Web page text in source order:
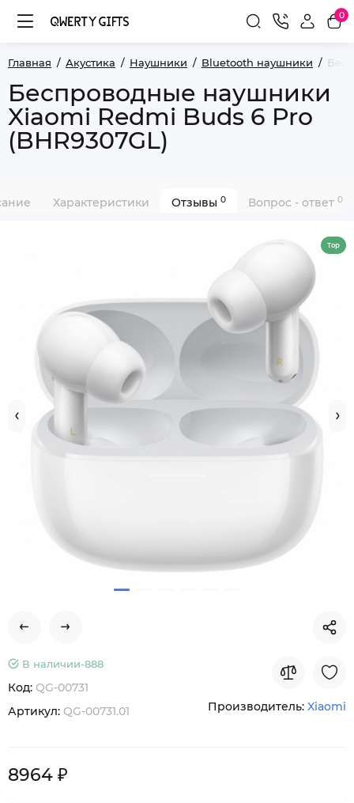
0
Главная Акустика Наушники Bluetooth наушники
Беспроводные наушники
Xiaomi Redmi Buds 6 Pro
(BHR9307GL)
Характеристики Отзывы 0 Вопрос - ответ 0
Top
В наличии-888
Код: QG-00731
Артикул: QG-00731.01 Производитель: Xiaomi
8964 ₽